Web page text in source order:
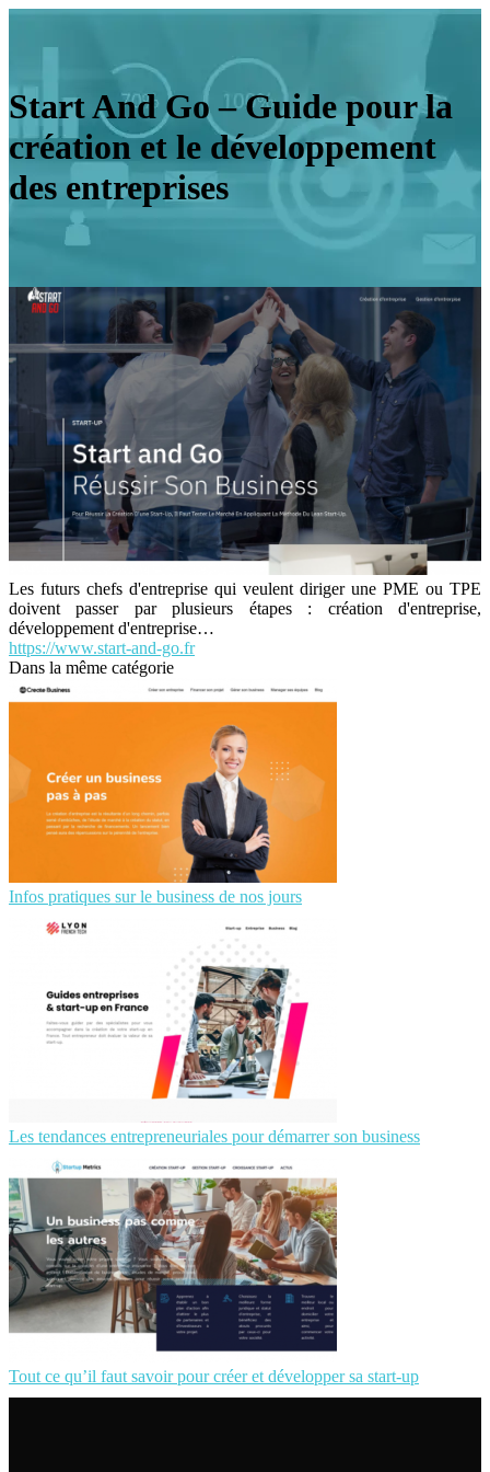
Start And Go – Guide pour la
création et le développement
des entreprises
Les futurs chefs d'entreprise qui veulent diriger une PME ou TPE
doivent passer par plusieurs étapes : création d'entreprise,
développement d'entreprise…
https://www.start-and-go.fr
Dans la même catégorie
Infos pratiques sur le business de nos jours
Les tendances entrepreneuriales pour démarrer son business
Tout ce qu’il faut savoir pour créer et développer sa start-up